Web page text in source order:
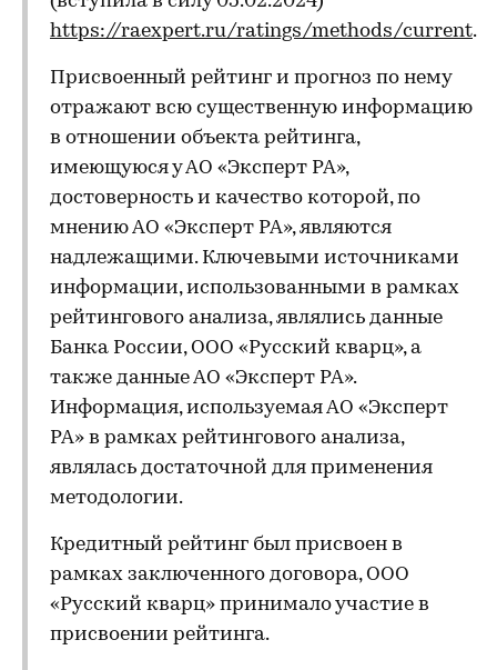
https://raexpert.ru/ratings/methods/current.
Присвоенный рейтинг и прогноз по нему
отражают всю существенную информацию
в отношении объекта рейтинга,
имеющуюся у АО «Эксперт РА»,
достоверность и качество которой, по
мнению АО «Эксперт РА», являются
надлежащими. Ключевыми источниками
информации, использованными в рамках
рейтингового анализа, являлись данные
Банка России, ООО «Русский кварц», а
также данные АО «Эксперт РА».
Информация, используемая АО «Эксперт
РА» в рамках рейтингового анализа,
являлась достаточной для применения
методологии.
Кредитный рейтинг был присвоен в
рамках заключенного договора, ООО
«Русский кварц» принимало участие в
присвоении рейтинга.